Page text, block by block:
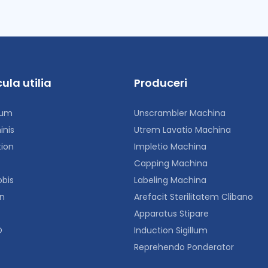
utilia Produceri
Unscrambler Machina
Utrem Lavatio Machina
Impletio Machina
Capping Machina
Labeling Machina
Arefacit Sterilitatem Clibano
Apparatus Stipare
Induction Sigillum
Reprehendo Ponderator